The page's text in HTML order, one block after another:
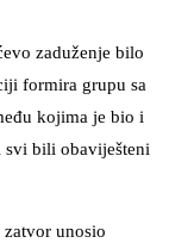
zaduženje bilo
formira grupu sa
kojima je bio i
bili obaviješteni
unosio